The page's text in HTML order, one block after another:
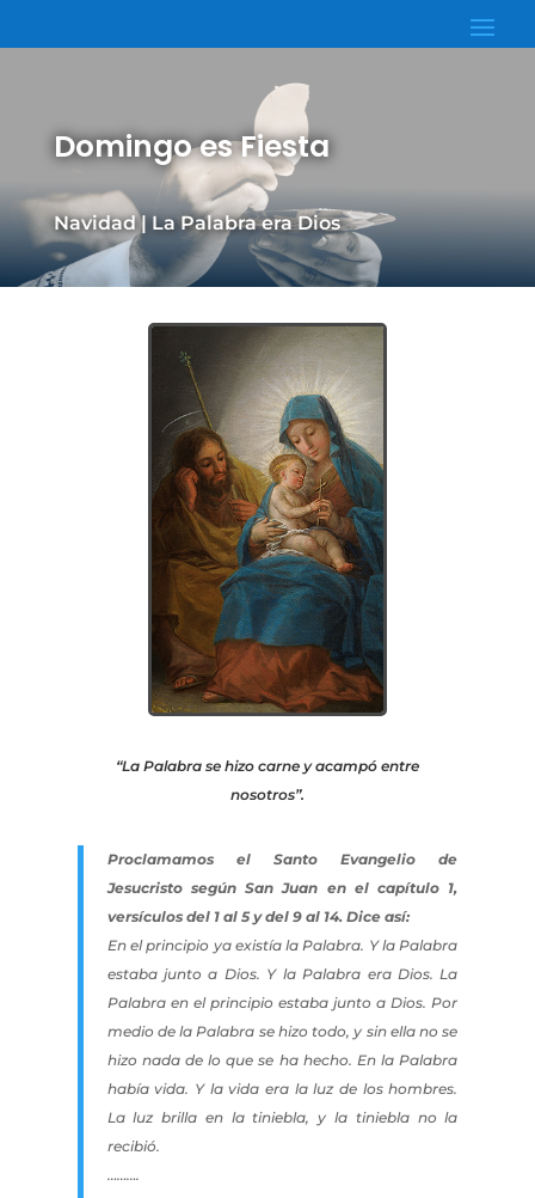
Domingo es Fiesta
Navidad | La Palabra era Dios
“La Palabra se hizo carne y acampó entre
nosotros”.
Proclamamos el Santo Evangelio de
Jesucristo según San Juan en el capítulo 1,
versículos del 1 al 5 y del 9 al 14. Dice así:
En el principio ya existía la Palabra. Y la Palabra
estaba junto a Dios. Y la Palabra era Dios. La
Palabra en el principio estaba junto a Dios. Por
medio de la Palabra se hizo todo, y sin ella no se
hizo nada de lo que se ha hecho. En la Palabra
había vida. Y la vida era la luz de los hombres.
La luz brilla en la tiniebla, y la tiniebla no la
recibió.
……….